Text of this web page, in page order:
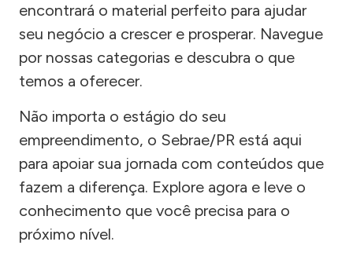
encontrará o material perfeito para ajudar
seu negócio a crescer e prosperar. Navegue
por nossas categorias e descubra o que
temos a oferecer.
Não importa o estágio do seu
empreendimento, o Sebrae/PR está aqui
para apoiar sua jornada com conteúdos que
fazem a diferença. Explore agora e leve o
conhecimento que você precisa para o
próximo nível.